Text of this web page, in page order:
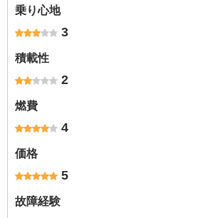
乗り心地
3
積載性
2
燃費
4
価格
5
故障経験